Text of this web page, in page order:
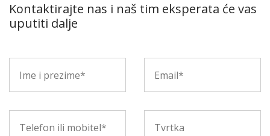
Kontaktirajte nas i naš tim eksperata će vas
uputiti dalje